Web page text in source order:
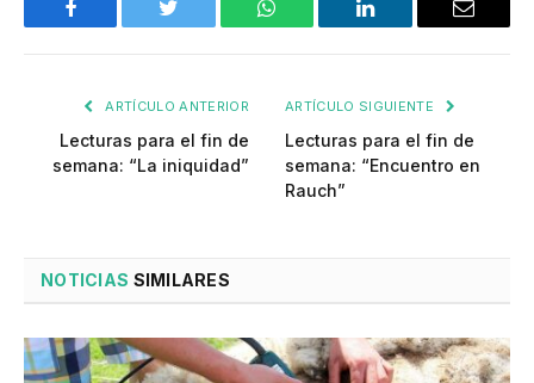
Facebook Twitter WhatsApp LinkedIn Email
ARTÍCULO ANTERIOR
Lecturas para el fin de
semana: “La iniquidad”
ARTÍCULO SIGUIENTE
Lecturas para el fin de
semana: “Encuentro en
Rauch”
NOTICIAS SIMILARES